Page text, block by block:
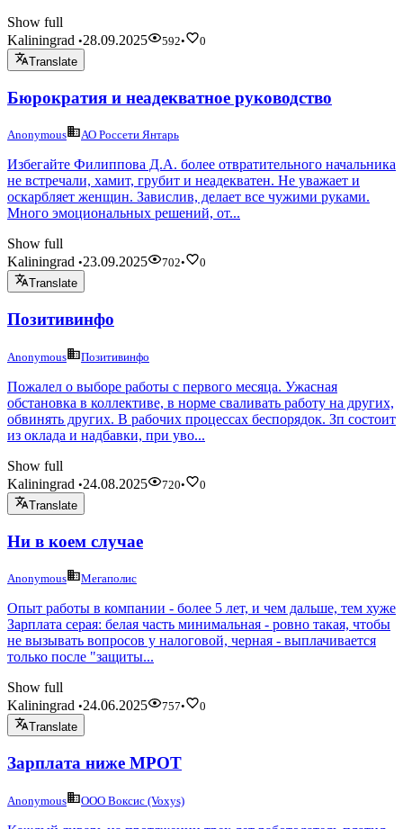
Show full
Kaliningrad •28.09.2025 592•
0
Translate
Бюрократия и неадекватное руководство
Anonymous АО Россети Янтарь
Избегайте Филиппова Д.А. более отвратительного начальника
не встречали, хамит, грубит и неадекватен. Не уважает и
оскарбляет женщин. Завислив, делает все чужими руками.
Много эмоциональных решений, от...
Show full
Kaliningrad •23.09.2025 702•
0
Translate
Позитивинфо
Anonymous Позитивинфо
Пожалел о выборе работы с первого месяца. Ужасная
обстановка в коллективе, в норме сваливать работу на других,
обвинять других. В рабочих процессах беспорядок. Зп состоит
из оклада и надбавки, при уво...
Show full
Kaliningrad •24.08.2025 720•
0
Translate
Ни в коем случае
Anonymous Мегаполис
Опыт работы в компании - более 5 лет, и чем дальше, тем хуже
Зарплата серая: белая часть минимальная - ровно такая, чтобы
не вызывать вопросов у налоговой, черная - выплачивается
только после "защиты...
Show full
Kaliningrad •24.06.2025 757•
0
Translate
Зарплата ниже МРОТ
Anonymous ООО Воксис (Voxys)